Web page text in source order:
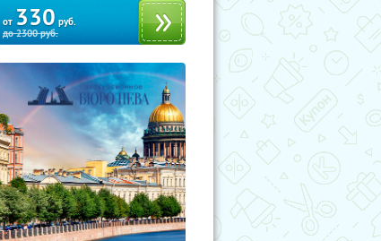
от 330 руб.
до2300руб.